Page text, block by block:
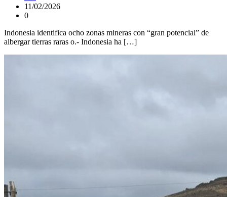
11/02/2026
0
Indonesia identifica ocho zonas mineras con “gran potencial” de
albergar tierras raras o.- Indonesia ha […]